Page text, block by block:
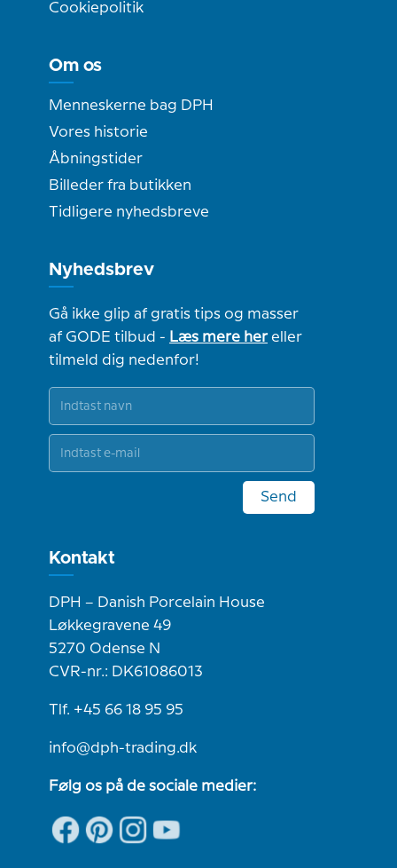
Cookiepolitik
Om os
Menneskerne bag DPH
Vores historie
Åbningstider
Billeder fra butikken
Tidligere nyhedsbreve
Nyhedsbrev
Gå ikke glip af gratis tips og masser
af GODE tilbud - Læs mere hereller
tilmeld dig nedenfor!
Send
Kontakt
DPH – Danish Porcelain House
Løkkegravene 49
5270 Odense N
CVR-nr.: DK61086013
Tlf. +45 66 18 95 95
info@dph-trading.dk
Følg os på de sociale medier: